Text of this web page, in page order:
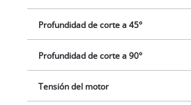
Profundidad de corte a 45°
Profundidad de corte a 90°
Tensión del motor